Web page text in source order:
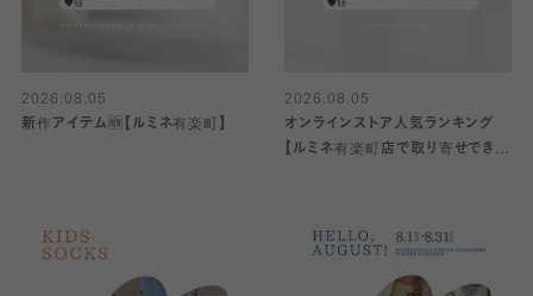
2026.08.05
新作アイテム🆕【ルミネ有楽町】
2026.08.05
オンラインストア人気ランキング
【ルミネ有楽町店で取り寄せできま